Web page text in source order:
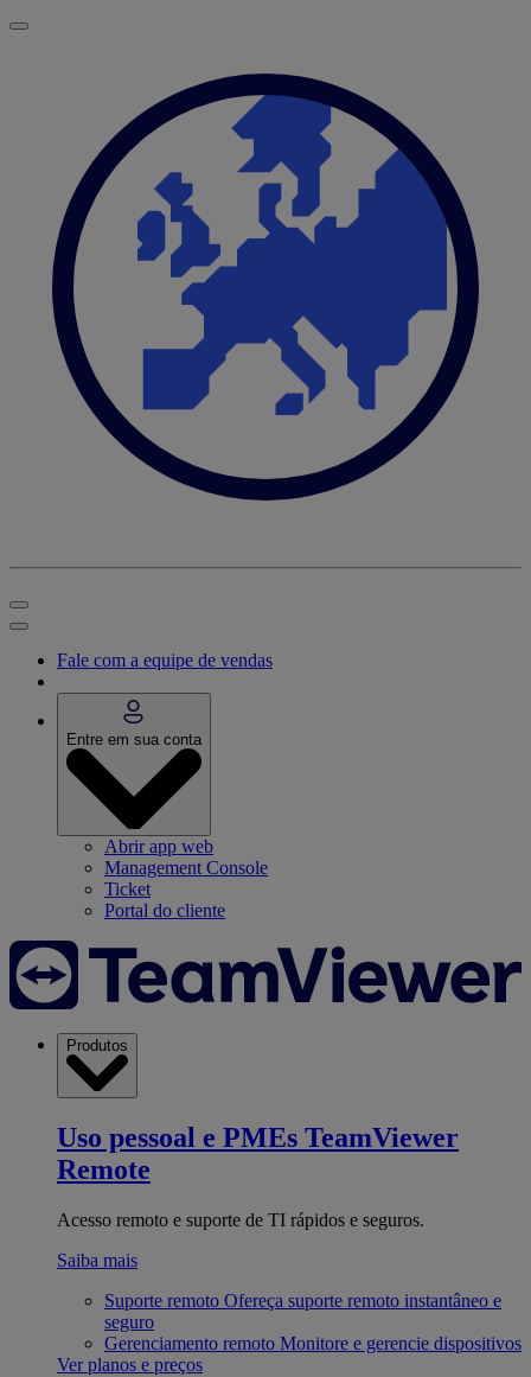
Fale com a equipe de vendas
Entre em sua conta
Abrir app web
Management Console
Ticket
Portal do cliente
Produtos
Uso pessoal e PMEs TeamViewer
Remote
Acesso remoto e suporte de TI rápidos e seguros.
Saiba mais
Suporte remoto Ofereça suporte remoto instantâneo e
seguro
Gerenciamento remoto Monitore e gerencie dispositivos
Ver planos e preços